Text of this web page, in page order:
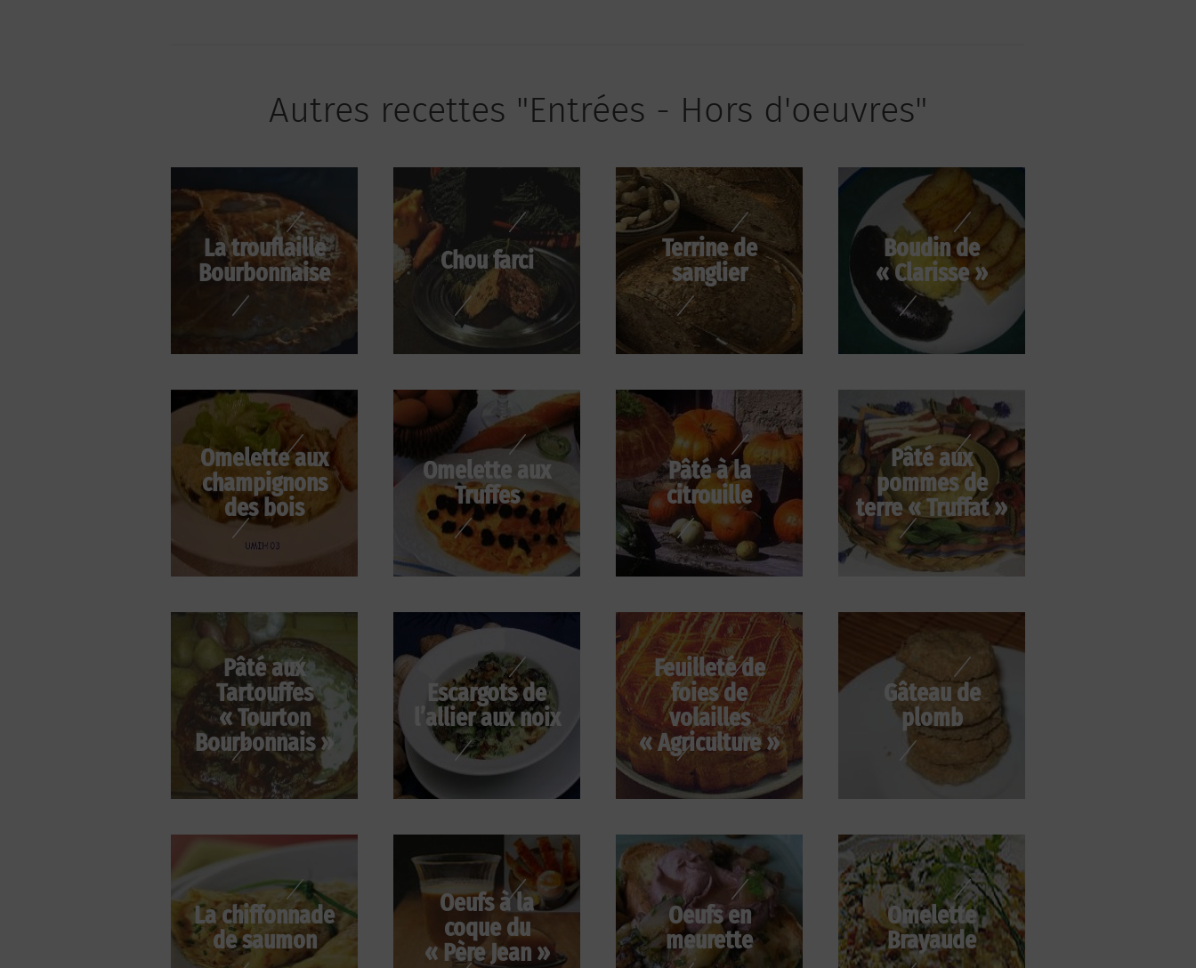
Autres recettes "Entrées - Hors d'oeuvres"
La trouflaille
Bourbonnaise
Chou farci
Terrine de
sanglier
Boudin de
« Clarisse »
Omelette aux
champignons
des bois
Omelette aux
Truffes
Pâté à la
citrouille
Pâté aux
pommes de
terre « Truffat »
Pâté aux
Tartouffes
« Tourton
Bourbonnais »
Escargots de
l’allier aux noix
Feuilleté de
foies de
volailles
« Agriculture »
Gâteau de
plomb
La chiffonnade
de saumon
Oeufs à la
coque du
« Père Jean »
Oeufs en
meurette
Omelette
Brayaude